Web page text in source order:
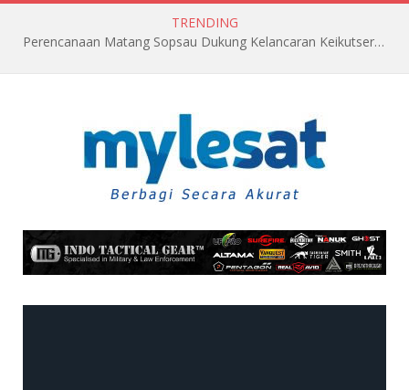
TRENDING
Perencanaan Matang Sopsau Dukung Kelancaran Keikutsertaan TNI AU di Pitch Black 2026